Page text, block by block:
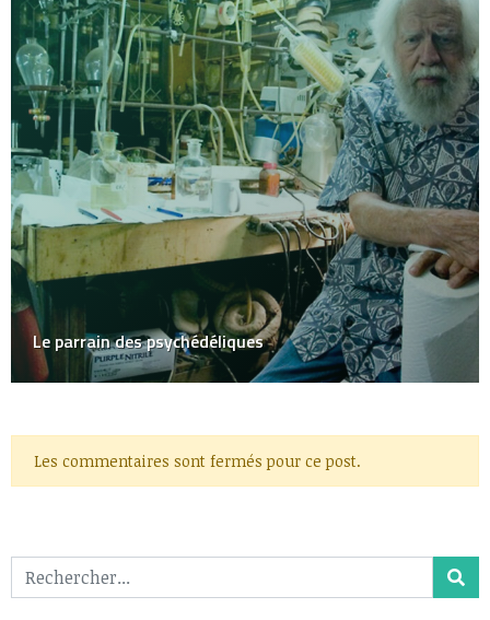
5 utilisations de la tente bulle
Les commentaires sont fermés pour ce post.